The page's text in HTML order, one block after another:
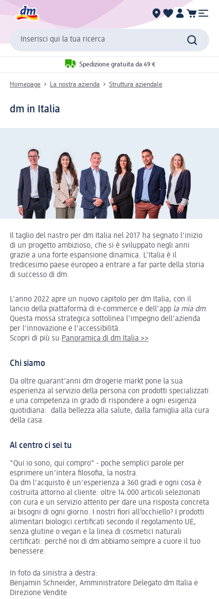
Inserisci qui la tua ricerca
Spedizione gratuita da 49 €
Homepage La nostra azienda Struttura aziendale
dm in Italia
Il taglio del nastro per dm Italia nel 2017 ha segnato l'inizio
di un progetto ambizioso, che si è sviluppato negli anni
grazie a una forte espansione dinamica. L'Italia è il
tredicesimo paese europeo a entrare a far parte della storia
di successo di dm.
L'anno 2022 apre un nuovo capitolo per dm Italia, con il
lancio della piattaforma di e-commerce e dell'app la mia dm.
Questa mossa strategica sottolinea l'impegno dell'azienda
per l'innovazione e l'accessibilità.
Scopri di più su Panoramica di dm Italia >>
Chi siamo
Da oltre quarant'anni dm drogerie markt pone la sua
esperienza al servizio della persona con prodotti specializzati
e una competenza in grado di rispondere a ogni esigenza
quotidiana: dalla bellezza alla salute, dalla famiglia alla cura
della casa.
Al centro ci sei tu
"Qui io sono, qui compro" - poche semplici parole per
esprimere un'intera filosofia, la nostra.
Da dm l'acquisto è un'esperienza a 360 gradi e ogni cosa è
costruita attorno al cliente: oltre 14.000 articoli selezionati
con cura e un servizio attento per dare una risposta concreta
ai bisogni di ogni giorno. I nostri fiori all’occhiello? I prodotti
alimentari biologici certificati secondo il regolamento UE,
senza glutine o vegan e la linea di cosmetici naturali
certificati: perché noi di dm abbiamo sempre a cuore il tuo
benessere.
In foto da sinistra a destra:
Benjamin Schneider, Amministratore Delegato dm Italia e
Direzione Vendite